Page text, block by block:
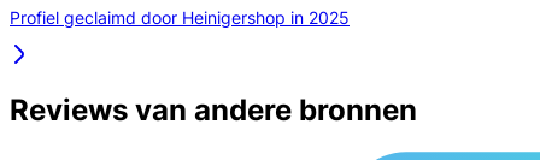
Profiel geclaimd door Heinigershop in 2025
Reviews van andere bronnen